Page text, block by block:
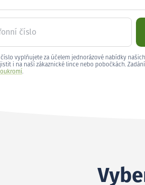
číslo
vyplňujete za účelem jednorázové nabídky
i na naší zákaznické lince nebo pobočkách.
.